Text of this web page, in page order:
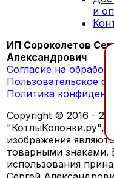
и
ИП Сороколетов
Александрович
Согласие на
Пользовательское
Политика
Copyright © 2016 -
"КотлыКолонки.ру",
изображения
товарными знаками.
использования